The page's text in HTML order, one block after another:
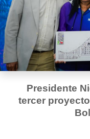
Presidente
tercer